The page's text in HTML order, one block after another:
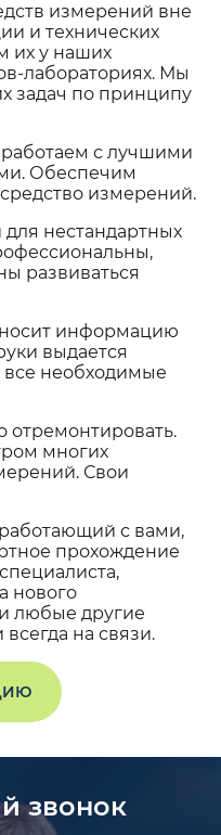
измерений вне
и технических
их у наших
лабораториях. Мы
задач по принципу
с лучшими
Обеспечим
измерений.
нестандартных
развиваться
информацию
выдается
все необходимые
многих
Свои
с вами,
прохождение
нового
любые другие
на связи.
звонок